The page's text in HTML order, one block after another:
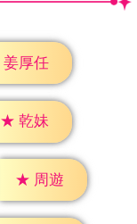
姜厚任
★ 乾妹
★ 周遊